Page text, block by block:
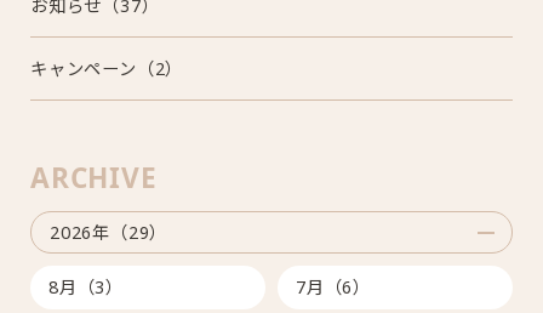
お知らせ（37）
キャンペーン（2）
ARCHIVE
2026年（29）
8月（3） 7月（6）